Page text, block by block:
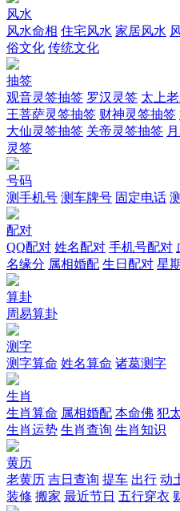
风水
风水命相 住宅风水 家居风水
俗文化 传统文化
抽签
观音灵签抽签 罗汉灵签 太上
王菩萨灵签抽签 财神灵签抽签
大仙灵签抽签 关帝灵签抽签
灵签
号码
测手机号 测车牌号 固定电话
配对
QQ配对 姓名配对 手机号配对
名缘分 属相婚配 生日配对 星
算卦
周易算卦
测字
测字算命 姓名算命 诸葛测字
生肖
生肖算命 属相婚配 本命佛 犯
生肖运势 生肖查询 生肖知识
黄历
老黄历 吉日查询 提车 出行 动
装修 搬家 最近节日 五行穿衣